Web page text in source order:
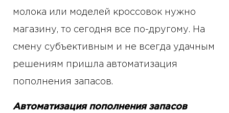
молока или моделей кроссовок нужно
магазину, то сегодня все по-другому. На
смену субъективным и не всегда удачным
решениям пришла автоматизация
пополнения запасов.
Автоматизация пополнения запасов